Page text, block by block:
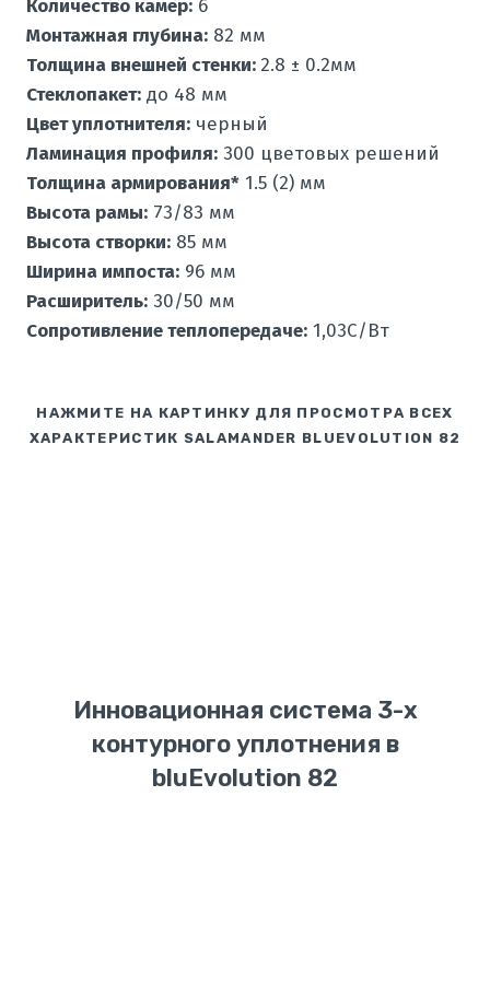
Количество камер: 6
Монтажная глубина: 82 мм
Толщина внешней стенки: 2.8 ± 0.2мм
Стеклопакет: до 48 мм
Цвет уплотнителя: черный
Ламинация профиля: 300 цветовых решений
Толщина армирования* 1.5 (2) мм
Высота рамы: 73/83 мм
Высота створки: 85 мм
Ширина импоста: 96 мм
Расширитель: 30/50 мм
Сопротивление теплопередаче: 1,03С/Вт
НАЖМИТЕ НА КАРТИНКУ ДЛЯ ПРОСМОТРА ВСЕХ
ХАРАКТЕРИСТИК SALAMANDER BLUEVOLUTION 82
Инновационная система 3-х
контурного уплотнения в
bluEvolution 82